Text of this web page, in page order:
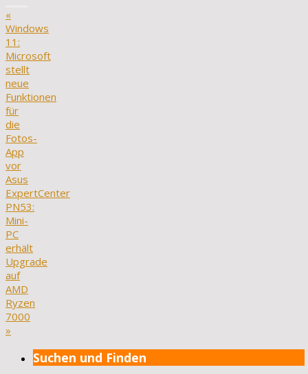
«
Windows
11:
Microsoft
stellt
neue
Funktionen
für
die
Fotos-
App
vor
Asus
ExpertCenter
PN53:
Mini-
PC
erhält
Upgrade
auf
AMD
Ryzen
7000
»
Suchen und Finden